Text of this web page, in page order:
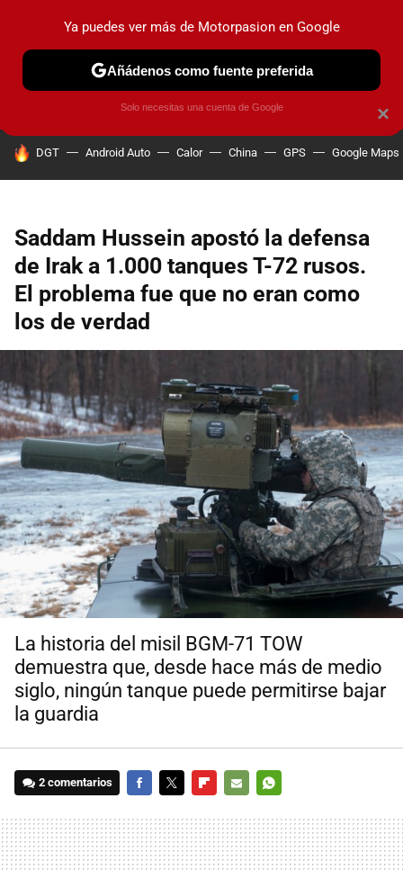
PRUEBAS COCHES ELÉCTRICOS OBSERVATORIO
HOY SE HABLA DE
DGT Android Auto Calor China GPS Google Maps
Saddam Hussein apostó la defensa
de Irak a 1.000 tanques T-72 rusos.
El problema fue que no eran como
los de verdad
La historia del misil BGM-71 TOW
demuestra que, desde hace más de medio
siglo, ningún tanque puede permitirse bajar
la guardia
2 comentarios
MAIL
×
Ya puedes ver más de Motorpasion en Google
Añádenos como fuente preferida
Solo necesitas una cuenta de Google